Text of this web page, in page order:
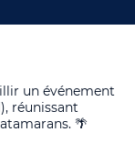
un événement
réunissant
🌴